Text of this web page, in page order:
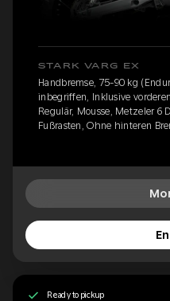
STARK VARG EX
Handbremse, 75-90 kg
inbegriffen, Inklusive
Regulär, Mousse, Metzeler 6
Fußrasten, Ohne hinteren
Ready to pickup